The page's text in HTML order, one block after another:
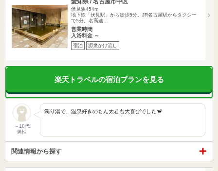
伏見駅454m
地下鉄「伏見駅」から徒歩5分。JR名古屋駅からタクシー
で5分。名高速…
営業時間
入浴料金 ～
宿泊 源泉かけ流し
楽天トラベルの宿泊プランを見る
～10代
男性
濁り湯で、温泉好きのもん太君も大喜びでした🐒
関連情報から探す